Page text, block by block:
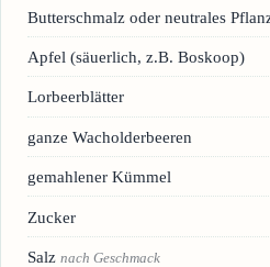
Butterschmalz oder neutrales
Apfel (säuerlich, z.B. Boskoop)
Lorbeerblätter
ganze Wacholderbeeren
gemahlener Kümmel
Zucker
Salz nach Geschmack